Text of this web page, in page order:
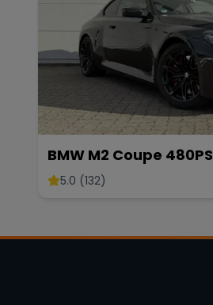
BMW M2 Coupe 480PS
5.0 (132)